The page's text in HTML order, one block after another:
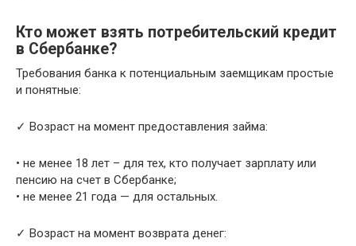
Кто может взять потребительский кредит
в Сбербанке?
Требования банка к потенциальным заемщикам простые
и понятные:
✓ Возраст на момент предоставления займа:
• не менее 18 лет – для тех, кто получает зарплату или
пенсию на счет в Сбербанке;
• не менее 21 года — для остальных.
✓ Возраст на момент возврата денег: